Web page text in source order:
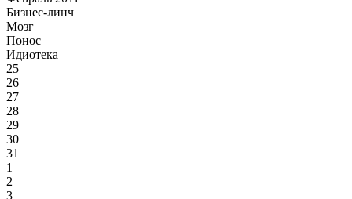
Бизнес-линч
Мозг
Понос
Идиотека
25
26
27
28
29
30
31
1
2
3